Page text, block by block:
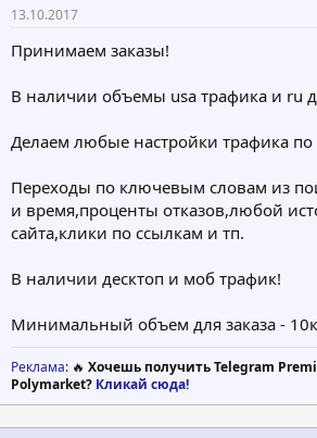
13.10.2017
Принимаем заказы!
В наличии объемы usa трафика и ru
Делаем любые настройки трафика
Переходы по ключевым словам из
и время,проценты отказов,любой
сайта,клики по ссылкам и тп.
В наличии десктоп и моб трафик!
Минимальный объем для заказа -
Реклама: 🔥 Хочешь получить Telegram
Polymarket? Кликай сюда!